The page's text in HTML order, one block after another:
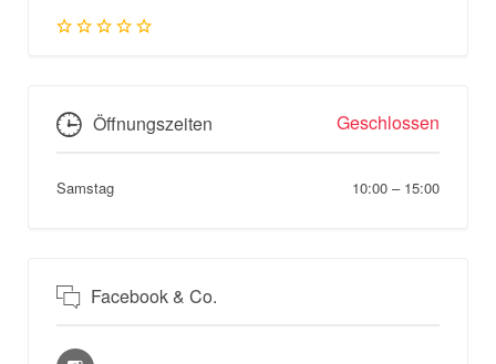
Öffnungszeiten Geschlossen
Samstag 10:00 – 15:00
Facebook & Co.